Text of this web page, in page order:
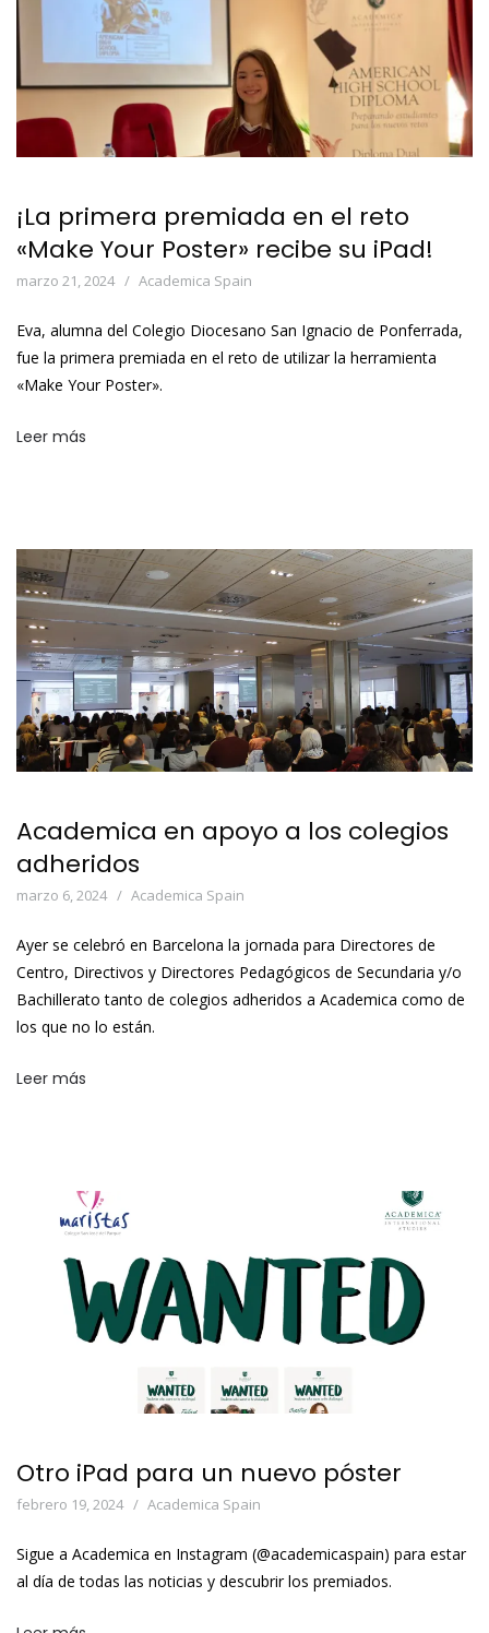
¡La primera premiada en el reto
«Make Your Poster» recibe su iPad!
marzo 21, 2024 Academica Spain
Eva, alumna del Colegio Diocesano San Ignacio de Ponferrada,
fue la primera premiada en el reto de utilizar la herramienta
«Make Your Poster».
Leer más
Academica en apoyo a los colegios
adheridos
marzo 6, 2024 Academica Spain
Ayer se celebró en Barcelona la jornada para Directores de
Centro, Directivos y Directores Pedagógicos de Secundaria y/o
Bachillerato tanto de colegios adheridos a Academica como de
los que no lo están.
Leer más
Otro iPad para un nuevo póster
febrero 19, 2024 Academica Spain
Sigue a Academica en Instagram (@academicaspain) para estar
al día de todas las noticias y descubrir los premiados.